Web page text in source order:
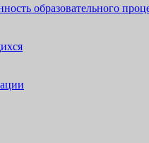
образовательного